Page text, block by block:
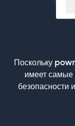
Поскольку
имеет
безопасности